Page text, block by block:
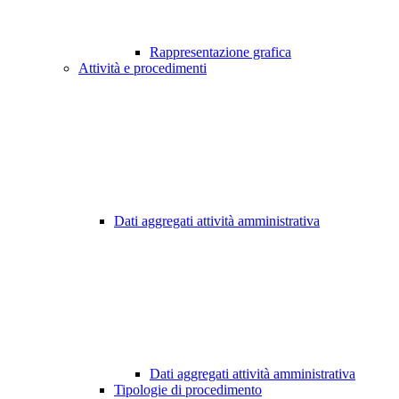
Rappresentazione grafica
Attività e procedimenti
Dati aggregati attività amministrativa
Dati aggregati attività amministrativa
Tipologie di procedimento